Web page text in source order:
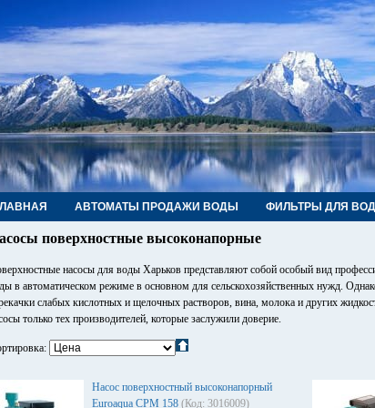
АВТОМАТЫ ПРОДАЖИ ВОДЫ ФИЛЬТРЫ ДЛЯ
ФИТИНГИ, КРАНЫ КОНТАКТЫ
поверхностные высоконапорные
насосы для воды Харьков представляют собой особый вид
в автоматическом режиме в основном для сельскохозяйственных нужд.
слабых кислотных и щелочных растворов, вина, молока и других
только тех производителей, которые заслужили доверие.
Насос поверхностный высоконапорный
Euroaqua СРМ 158 (Код: 3016009)